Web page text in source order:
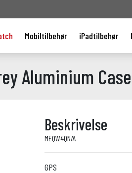
Mobiltilbehør iPadtilbehør
Aluminium
Beskrivelse
MEQW4QN/A
GPS